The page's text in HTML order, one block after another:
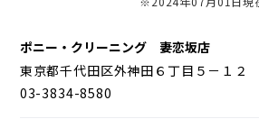
ポニー・クリーニング 妻恋坂店
東京都千代田区外神田６丁目５－１２
03-3834-8580